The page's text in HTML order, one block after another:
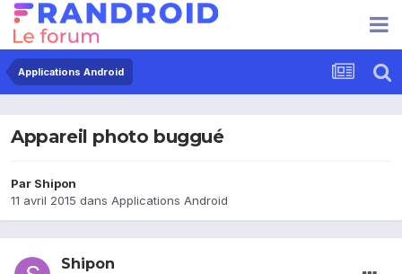
Applications Android
Appareil photo buggué
Par Shipon
11 avril 2015 dans Applications Android
Shipon